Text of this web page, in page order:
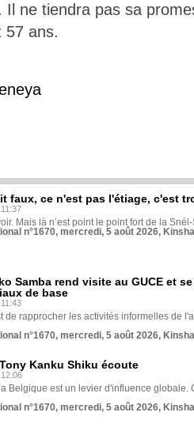
Il ne tiendra pas sa
57 ans.
faux, ce n'est pas l'étiage, c'est
Mais là n’est point le point fort de la
n°1670, mercredi, 5 août 2026,
Samba rend visite au GUCE et
de base
de rapprocher les activités informelles de
n°1670, mercredi, 5 août 2026,
Kanku Shiku écoute
Belgique est un levier d'influence globale.
n°1670, mercredi, 5 août 2026,